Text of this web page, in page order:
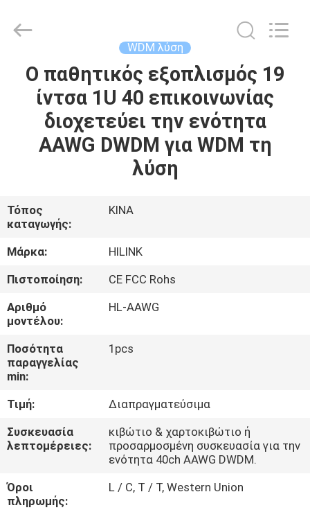
ΣΠΊΤΙ
ΠΡΟΪΌΝΤΑ
ΕΜΆΣ
ΕΠΙΣΚΕΨΉ
ΕΡΓΟΣΤΑΣΊΟΥ
ΈΛΕΓΧΟΣ
ΠΟΙΌΤΗΤΑΣ
ΜΑΖΊ
ΜΑΣ
ΕΙΔΉΣΕΙΣ
Technology
Co.,Ltd..
WDM λύση
Ο παθητικός εξοπλισμός 19
ίντσα 1U 40 επικοινωνίας
διοχετεύει την ενότητα
AAWG DWDM για WDM τη
λύση
Τόπος
καταγωγής:
ΚΙΝΑ
Μάρκα:
HILINK
Πιστοποίηση:
CE FCC Rohs
Αριθμό
μοντέλου:
HL-AAWG
Ποσότητα
παραγγελίας
min:
1pcs
Τιμή:
Διαπραγματεύσιμα
Συσκευασία
λεπτομέρειες:
κιβώτιο & χαρτοκιβώτιο ή
προσαρμοσμένη συσκευασία για την
ενότητα 40ch AAWG DWDM.
Όροι
πληρωμής:
L / C, T / T, Western Union